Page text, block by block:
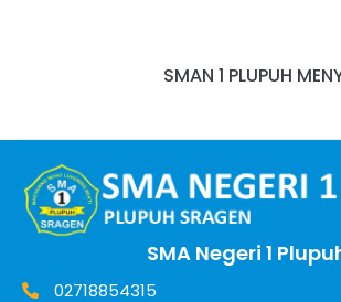
SMAN 1 PLUPUH
SMA Negeri 1
02718854315